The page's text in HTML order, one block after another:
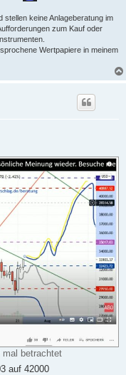
stellen keine Anlageberatung im
zum Kauf oder
Wertpapiere in meinem
mal betrachtet
auf 42000